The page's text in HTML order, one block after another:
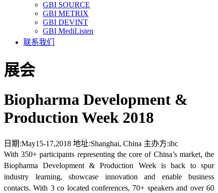
GBI SOURCE
GBI METRIX
GBI DEVINT
GBI MediListen
联系我们
展会
Biopharma Development &
Production Week 2018
日期:May15-17,2018 地址:Shanghai, China 主办方:ibc
With 350+ participants representing the core of China’s market, the
Biopharma Development & Production Week is back to spur
industry learning, showcase innovation and enable business
contacts. With 3 co located conferences, 70+ speakers and over 60